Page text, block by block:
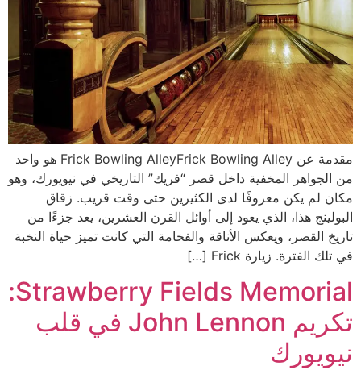
مقدمة عن Frick Bowling AlleyFrick Bowling Alley هو واحد
من الجواهر المخفية داخل قصر “فريك” التاريخي في نيويورك، وهو
مكان لم يكن معروفًا لدى الكثيرين حتى وقت قريب. زقاق
البولينج هذا، الذي يعود إلى أوائل القرن العشرين، يعد جزءًا من
تاريخ القصر، ويعكس الأناقة والفخامة التي كانت تميز حياة النخبة
في تلك الفترة. زيارة Frick […]
Strawberry Fields Memorial:
تكريم John Lennon في قلب
نيويورك